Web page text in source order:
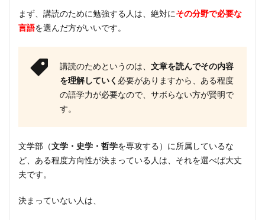
まず、講読のために勉強する人は、絶対にその分野で必要な
言語を選んだ方がいいです。
講読のためというのは、 文章を読んでその内容
を理解していく 必要がありますから、ある程度
の語学力が必要なので、サボらない方が賢明で
す。
文学部（文学・史学・哲学を専攻する）に所属しているな
ど、ある程度方向性が決まっている人は、それを選べば大丈
夫です。
決まっていない人は、